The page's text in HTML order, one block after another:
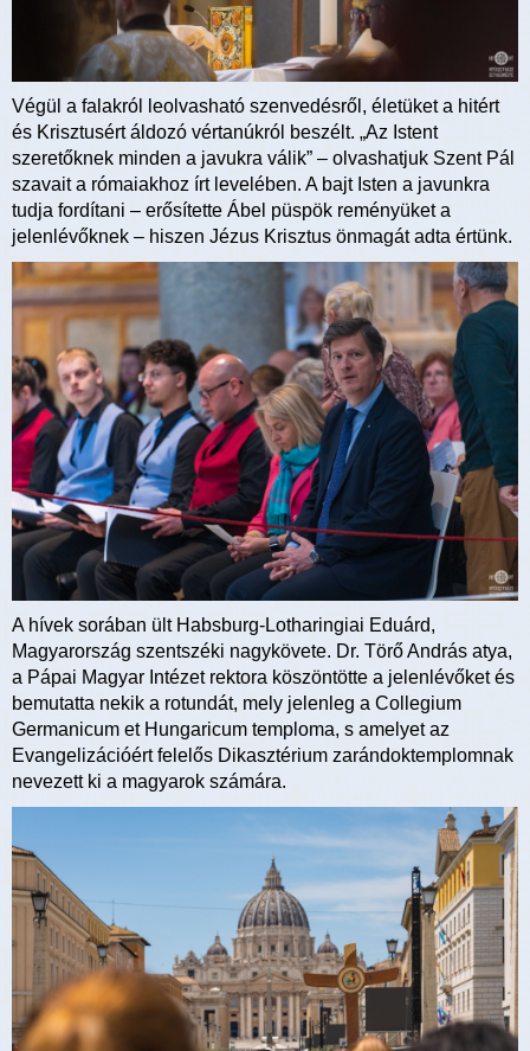
Végül a falakról leolvasható szenvedésről, életüket a hitért
és Krisztusért áldozó vértanúkról beszélt. „Az Istent
szeretőknek minden a javukra válik” – olvashatjuk Szent Pál
szavait a rómaiakhoz írt levelében. A bajt Isten a javunkra
tudja fordítani – erősítette Ábel püspök reményüket a
jelenlévőknek – hiszen Jézus Krisztus önmagát adta értünk.
A hívek sorában ült Habsburg-Lotharingiai Eduárd,
Magyarország szentszéki nagykövete. Dr. Törő András atya,
a Pápai Magyar Intézet rektora köszöntötte a jelenlévőket és
bemutatta nekik a rotundát, mely jelenleg a Collegium
Germanicum et Hungaricum temploma, s amelyet az
Evangelizációért felelős Dikasztérium zarándoktemplomnak
nevezett ki a magyarok számára.